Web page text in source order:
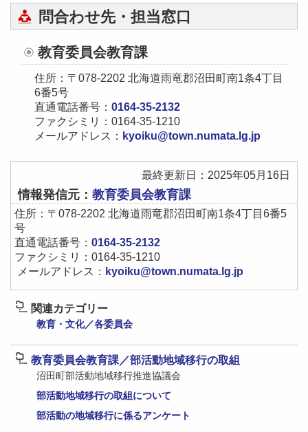
問合わせ先・担当窓口
教育委員会教育課
住所：〒078-2202 北海道雨竜郡沼田町南1条4丁目
6番5号
直通電話番号： 0164-35-2132
ファクシミリ：0164-35-1210
メールアドレス： kyoiku@town.numata.lg.jp
最終更新日：2025年05月16日
情報発信元： 教育委員会教育課
住所：〒078-2202 北海道雨竜郡沼田町南1条4丁目6番5
号
直通電話番号： 0164-35-2132
ファクシミリ：0164-35-1210
メールアドレス： kyoiku@town.numata.lg.jp
関連カテゴリー
教育・文化／各委員会
教育委員会教育課／部活動地域移行の取組
沼田町部活動地域移行推進協議会
部活動地域移行の取組について
部活動の地域移行に係るアンケート